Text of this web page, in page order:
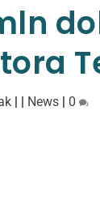
| | News| 0